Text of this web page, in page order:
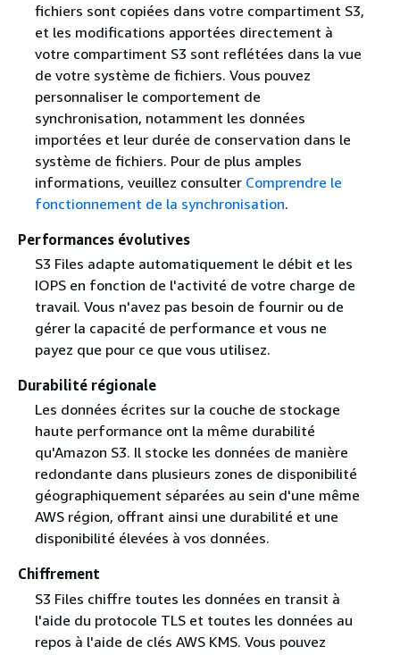
fichiers sont copiées dans votre compartiment S3,
et les modifications apportées directement à
votre compartiment S3 sont reflétées dans la vue
de votre système de fichiers. Vous pouvez
personnaliser le comportement de
synchronisation, notamment les données
importées et leur durée de conservation dans le
système de fichiers. Pour de plus amples
informations, veuillez consulter Comprendre le
fonctionnement de la synchronisation.
Performances évolutives
S3 Files adapte automatiquement le débit et les
IOPS en fonction de l'activité de votre charge de
travail. Vous n'avez pas besoin de fournir ou de
gérer la capacité de performance et vous ne
payez que pour ce que vous utilisez.
Durabilité régionale
Les données écrites sur la couche de stockage
haute performance ont la même durabilité
qu'Amazon S3. Il stocke les données de manière
redondante dans plusieurs zones de disponibilité
géographiquement séparées au sein d'une même
AWS région, offrant ainsi une durabilité et une
disponibilité élevées à vos données.
Chiffrement
S3 Files chiffre toutes les données en transit à
l'aide du protocole TLS et toutes les données au
repos à l'aide de clés AWS KMS. Vous pouvez